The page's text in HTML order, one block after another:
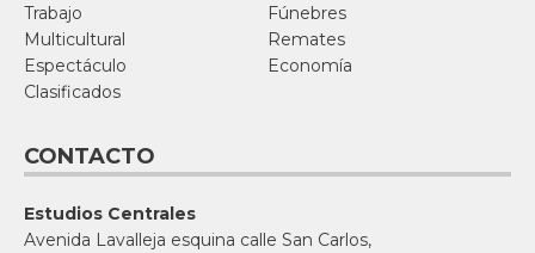
Trabajo
Fúnebres
Multicultural
Remates
Espectáculo
Economía
Clasificados
CONTACTO
Estudios Centrales
Avenida Lavalleja esquina calle San Carlos,